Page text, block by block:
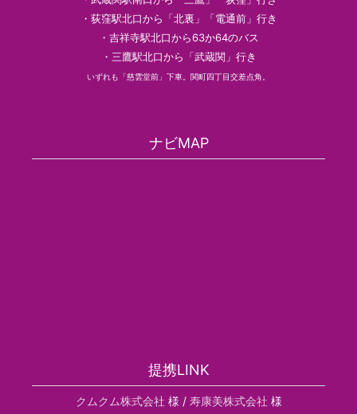
・荻窪駅北口から「北裏」「電通前」行き
・吉祥寺駅北口から63か64のバス
・三鷹駅北口から「武蔵関」行き
いずれも「慈雲堂前」下車。関町四丁目交差点角。
ナビMAP
提携LINK
クムクム株式会社 様 / 寿康美株式会社 様